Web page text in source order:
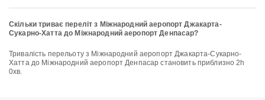
Скільки триває переліт з Міжнародний аеропорт Джакарта-
Сукарно-Хатта до Міжнародний аеропорт Денпасар?
Тривалість перельоту з Міжнародний аеропорт Джакарта-Сукарно-
Хатта до Міжнародний аеропорт Денпасар становить приблизно 2h
0хв.